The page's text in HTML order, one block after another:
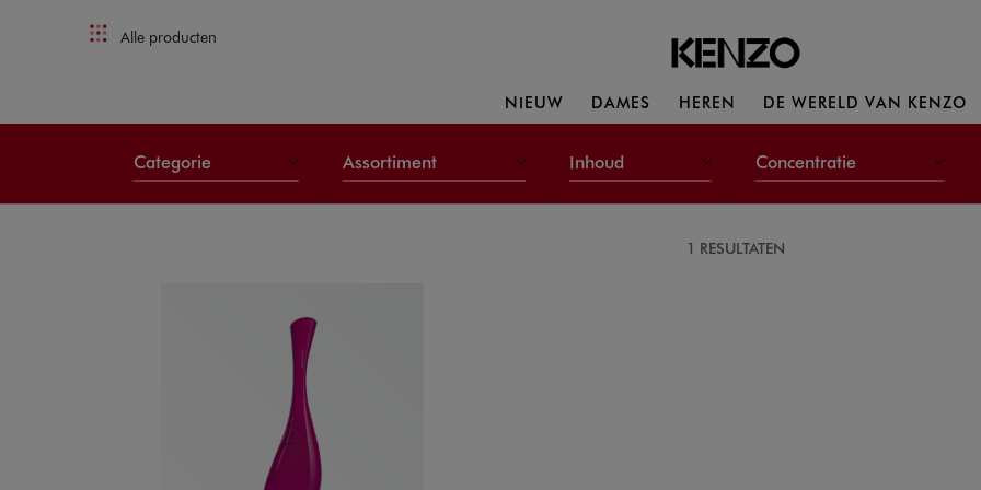
Alle producten
NIEUW DAMES HEREN DE WERELD VAN KENZO
Categorie Assortiment Inhoud Concentratie
1 RESULTATEN